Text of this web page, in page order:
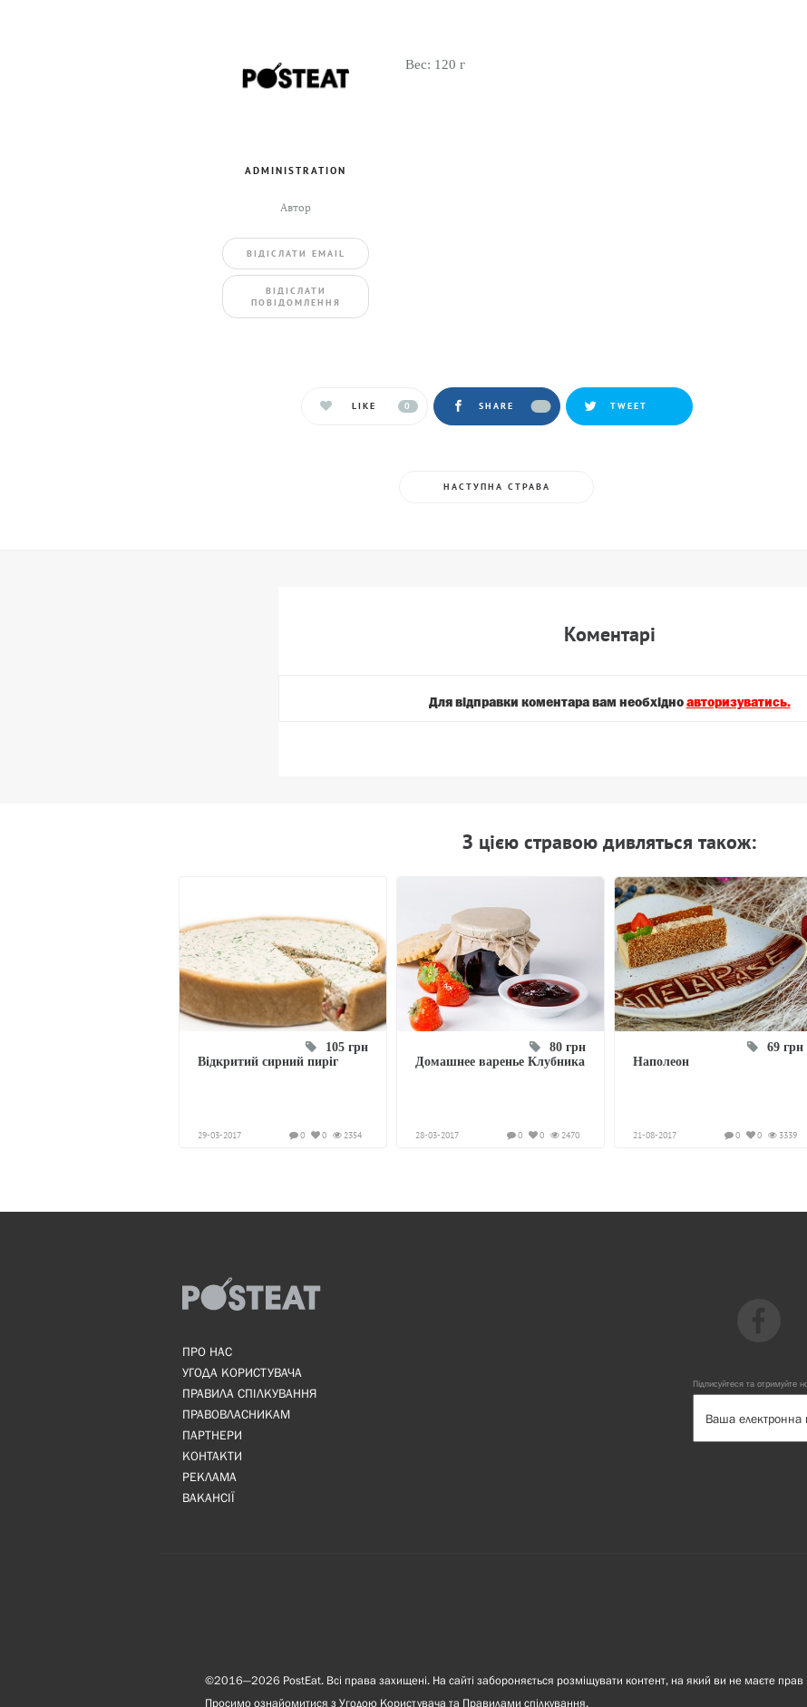
ADMINISTRATION
Автор
ВIДIСЛАТИ EMAIL
BIДIСЛАТИ
ПОВIДОМЛЕННЯ
Вес: 120 г
LIKE 0 SHARE TWEET
НАСТУПНА СТРАВА
Коментарi
Для вiдправки коментара вам необхiдно авторизуватись.
З цiєю стравою дивляться також:
105 грн
Відкритий сирний пиріг
29-03-2017 2354
0
0
80 грн
Домашнее варенье Клубника
28-03-2017 2470
0
0
69 грн
Наполеон
21-08-2017 3339
0
0
ПРО НАС
УГОДА КОРИСТУВАЧА
ПРАВИЛА СПІЛКУВАННЯ
ПРАВОВЛАСНИКАМ
ПАРТНЕРИ
КОНТАКТИ
РЕКЛАМА
ВАКАНСІЇ
Підписуйтеся та отримуйте
©2016—2026 PostEat. Всі права захищені. На сайті забороняється розміщувати контент, на який ви не маєте прав
Просимо ознайомитися з Угодою Користувача та Правилами спілкування.